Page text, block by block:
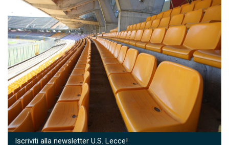
Iscriviti alla newsletter U.S. Lecce!